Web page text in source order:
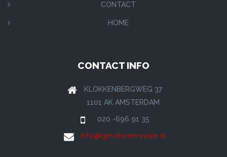
CONTACT
HOME
CONTACT INFO
KLOKKENBERGWEG 37
1101 AK AMSTERDAM
020 -696 91 35
info@lgmotorenrevisie.nl